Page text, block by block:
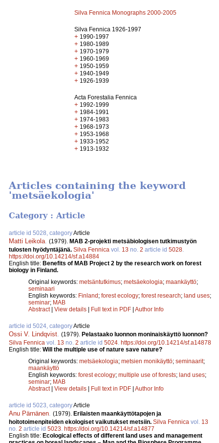
Silva Fennica Monographs 2000-2005
Silva Fennica 1926-1997
+ 1990-1997
+ 1980-1989
+ 1970-1979
+ 1960-1969
+ 1950-1959
+ 1940-1949
+ 1926-1939
Acta Forestalia Fennica
+ 1992-1999
+ 1984-1991
+ 1974-1983
+ 1968-1973
+ 1953-1968
+ 1933-1952
+ 1913-1932
Articles containing the keyword
'metsäekologia'
Category : Article
article id 5028, categoryArticle
Matti Leikola (1979). MAB 2-projekti metsäbiologisen tutkimustyön
tulosten hyödyntäjänä. Silva Fennica vol. 13 no. 2 article id 5028
https://doi.org/10.14214/sf.a14884
English title: Benefits of MAB Project 2 by the research work on forest
biology in Finland.
Original keywords: metsäntutkimus; metsäekologia; maankäyttö;
seminaari
English keywords: Finland; forest ecology; forest research; land uses;
seminar; MAB
Abstract| View details | Full text in PDF | Author Info
article id 5024, categoryArticle
Ossi V. Lindqvist (1979). Pelastaako luonnon moninaiskäyttö luonnon?
Silva Fennica vol. 13 no. 2 article id 5024 https://doi.org/10.14214/sf.a14878
English title: Will the multiple use of nature save nature?
Original keywords: metsäekologia; metsien monikäyttö; seminaarit;
maankäyttö
English keywords: forest ecology; multiple use of forests; land uses;
seminar; MAB
Abstract| View details | Full text in PDF | Author Info
article id 5023, categoryArticle
Anu Pärnänen (1979). Erilaisten maankäyttötapojen ja
hoitotoimenpiteiden ekologiset vaikutukset metsiin. Silva Fennica vol. 13
no. 2 article id 5023 https://doi.org/10.14214/sf.a14877
English title: Ecological effects of different land uses and management